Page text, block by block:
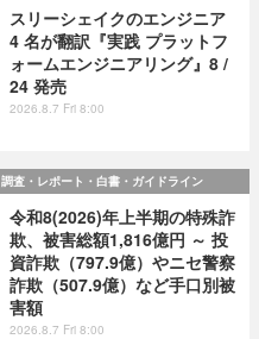
スリーシェイクのエンジニア
4 名が翻訳『実践 プラットフ
ォームエンジニアリング』8 /
24 発売
2026.8.7 Fri 8:00
調査・レポート・白書・ガイドライン
令和8(2026)年上半期の特殊詐
欺、被害総額1,816億円 ～ 投
資詐欺（797.9億）やニセ警察
詐欺（507.9億）など手口別被
害額
2026.8.7 Fri 8:00